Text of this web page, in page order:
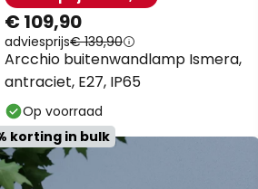
€ 109,90
adviesprijs€ 139,90
Arcchio buitenwandlamp Ismera,
antraciet, E27, IP65
Op voorraad
korting in bulk